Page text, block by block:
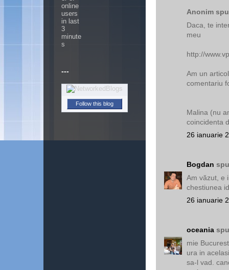
Anonim
Daca, te
meu
http://
Am un
comentariu
Malina (nu
coincidenta
26 ianuarie
Bogdan
Am văzut, e
chestiunea
26 ianuarie
oceania
mie
ura in
sa-l vad.
---
Follow this blog